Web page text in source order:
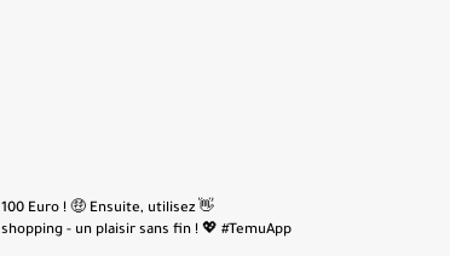
Euro ! 🤑 Ensuite, utilisez
- un plaisir sans fin ! 💖 #TemuApp